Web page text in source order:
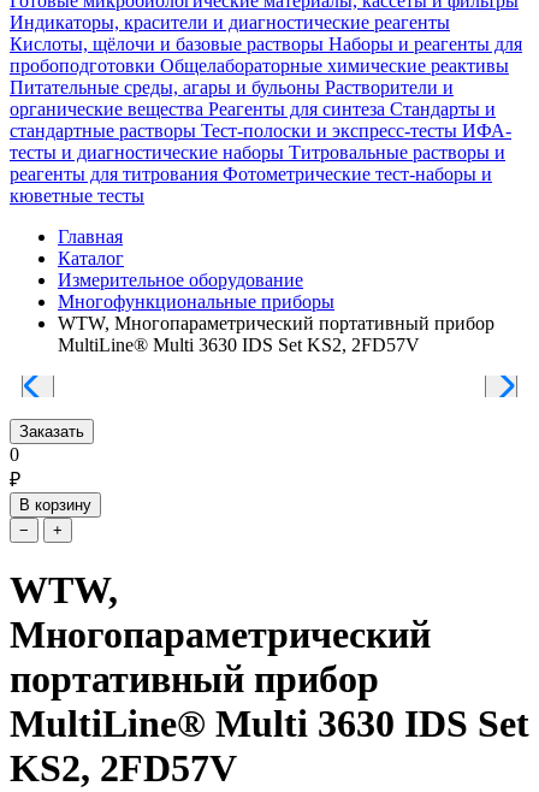
Индикаторы, красители и диагностические реагенты
Кислоты, щёлочи и базовые растворы Наборы и реагенты для
пробоподготовки Общелабораторные химические реактивы
Питательные среды, агары и бульоны Растворители и
органические вещества Реагенты для синтеза Стандарты и
стандартные растворы Тест-полоски и экспресс-тесты ИФА-
тесты и диагностические наборы Титровальные растворы и
реагенты для титрования Фотометрические тест-наборы и
кюветные тесты
Главная
Каталог
Измерительное оборудование
Многофункциональные приборы
WTW, Многопараметрический портативный прибор
MultiLine® Multi 3630 IDS Set KS2, 2FD57V
Заказать
0
₽
В корзину
−
+
WTW,
Многопараметрический
портативный прибор
MultiLine® Multi 3630 IDS Set
KS2, 2FD57V